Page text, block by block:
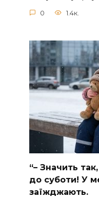
0 1.4к.
“– Значить
до суботи! У
заїжджають.